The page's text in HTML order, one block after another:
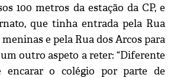
100 metros da estação da CP, e
que tinha entrada pela Rua
meninas e pela Rua dos Arcos para
um outro aspeto a reter: “Diferente
o colégio por parte de